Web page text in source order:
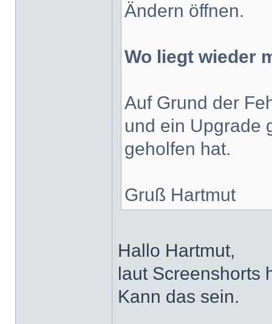
Ändern öffnen.
Wo liegt wieder
Auf Grund der
und ein Upgrade
geholfen hat.
Gruß Hartmut
Hallo Hartmut,
laut Screenshorts
Kann das sein.